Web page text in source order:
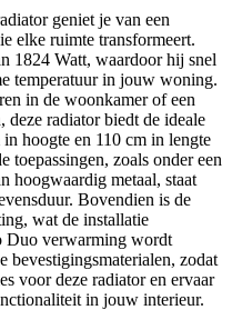
geniet je van een
elke ruimte transformeert.
1824 Watt, waardoor hij snel
temperatuur in jouw woning.
in de woonkamer of een
radiator biedt de ideale
hoogte en 110 cm in lengte
toepassingen, zoals onder een
hoogwaardig metaal, staat
Bovendien is de
wat de installatie
Duo verwarming wordt
bevestigingsmaterialen, zodat
voor deze radiator en ervaar
in jouw interieur.